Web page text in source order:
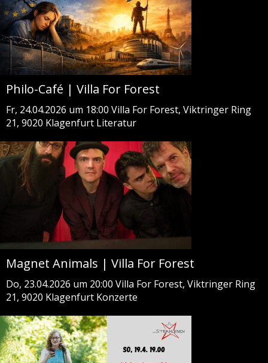
Philo-Café | Villa For Forest
Fr, 24.04.2026 um 18:00 Villa For Forest, Viktringer Ring
21, 9020 Klagenfurt Literatur
Magnet Animals | Villa For Forest
Do, 23.04.2026 um 20:00 Villa For Forest, Viktringer Ring
21, 9020 Klagenfurt Konzerte